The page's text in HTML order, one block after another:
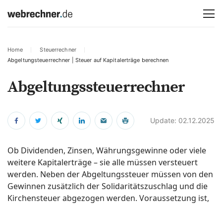
Home
Steuerrechner
Abgeltungsteuerrechner | Steuer auf Kapitalerträge berechnen
Abgeltungssteuerrechner
Update: 02.12.2025
Ob Dividenden, Zinsen, Währungsgewinne oder viele
weitere Kapitalerträge – sie alle müssen versteuert
werden. Neben der Abgeltungssteuer müssen von den
Gewinnen zusätzlich der Solidaritätszuschlag und die
Kirchensteuer abgezogen werden. Voraussetzung ist,